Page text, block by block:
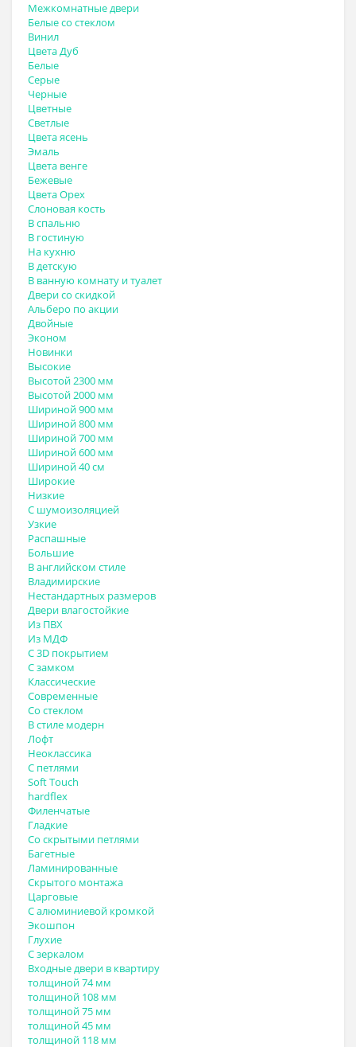
Межкомнатные двери
Белые со стеклом
Винил
Цвета Дуб
Белые
Серые
Черные
Цветные
Светлые
Цвета ясень
Эмаль
Цвета венге
Бежевые
Цвета Орех
Слоновая кость
В спальню
В гостиную
На кухню
В детскую
В ванную комнату и туалет
Двери со скидкой
Альберо по акции
Двойные
Эконом
Новинки
Высокие
Высотой 2300 мм
Высотой 2000 мм
Шириной 900 мм
Шириной 800 мм
Шириной 700 мм
Шириной 600 мм
Шириной 40 см
Широкие
Низкие
С шумоизоляцией
Узкие
Распашные
Большие
В английском стиле
Владимирские
Нестандартных размеров
Двери влагостойкие
Из ПВХ
Из МДФ
С 3D покрытием
С замком
Классические
Современные
Со стеклом
В стиле модерн
Лофт
Неоклассика
С петлями
Soft Touch
hardflex
Филенчатые
Гладкие
Со скрытыми петлями
Багетные
Ламинированные
Скрытого монтажа
Царговые
С алюминиевой кромкой
Экошпон
Глухие
С зеркалом
Входные двери в квартиру
толщиной 74 мм
толщиной 108 мм
толщиной 75 мм
толщиной 45 мм
толщиной 118 мм